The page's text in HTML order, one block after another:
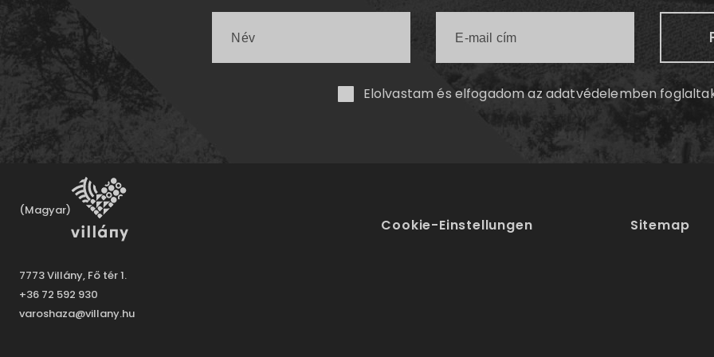
Elolvastam és elfogadom azadatvédelemben
(Magyar)
7773 Villány, Fő tér 1.
+36 72 592 930
varoshaza@villany.hu
Cookie-Einstellungen Sitemap